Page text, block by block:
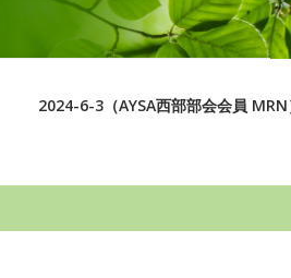
2024-6-3（AYSA西部部会会員